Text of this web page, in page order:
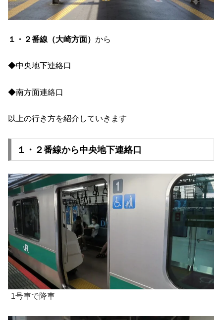
１・２番線（大崎方面） から
◆中央地下連絡口
◆南方面連絡口
以上の行き方を紹介していきます
１・２番線から中央地下連絡口
1号車で降車